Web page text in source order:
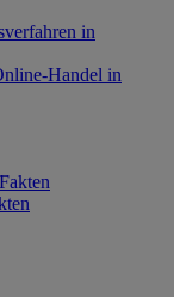
in
Handel in